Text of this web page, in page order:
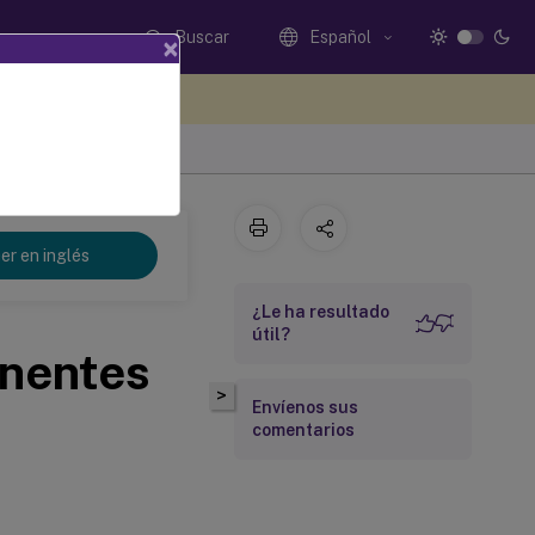
Buscar Español
en inglés
>
¿Le ha resultado
útil?
Envíenos sus
comentarios
×